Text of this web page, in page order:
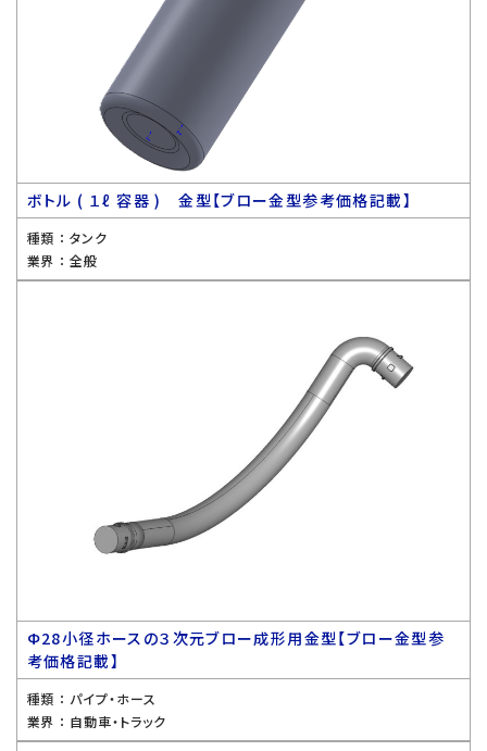
ボトル ( １ℓ 容器 ) 金型【ブロー金型参考価格記載】
種類 ： タンク
業界 ： 全般
Ф28小径ホースの３次元ブロー成形用金型【ブロー金型参
考価格記載】
種類 ： パイプ・ホース
業界 ： 自動車・トラック